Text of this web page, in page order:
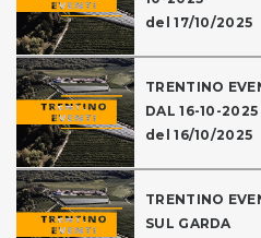
del 17/10/2025
TRENTINO
DAL 16-10-2025
del 16/10/2025
TRENTINO
SUL GARDA